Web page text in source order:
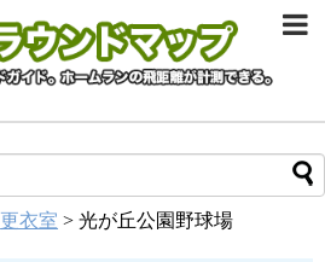
更衣室 > 光が丘公園野球場